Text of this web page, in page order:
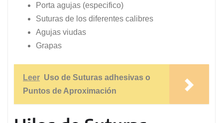
Porta agujas (especifico)
Suturas de los diferentes calibres
Agujas viudas
Grapas
Leer Uso de Suturas adhesivas o
Puntos de Aproximación